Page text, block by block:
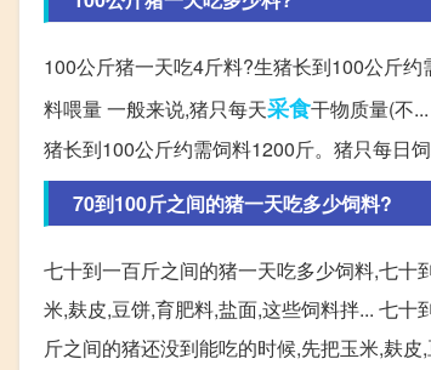
100公斤猪一天吃4斤料?生猪长到100公斤
料喂量 一般来说,猪只每天采食干物质量(不
猪长到100公斤约需饲料1200斤。猪只每日
70到100斤之间的猪一天吃多少饲料?
七十到一百斤之间的猪一天吃多少饲料,七十
米,麸皮,豆饼,育肥料,盐面,这些饲料拌... 七
斤之间的猪还没到能吃的时候,先把玉米,麸皮